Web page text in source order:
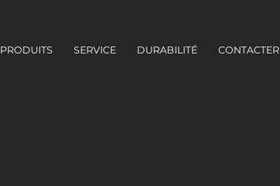
PRODUITS SERVICE DURABILITÉ CONTACTER